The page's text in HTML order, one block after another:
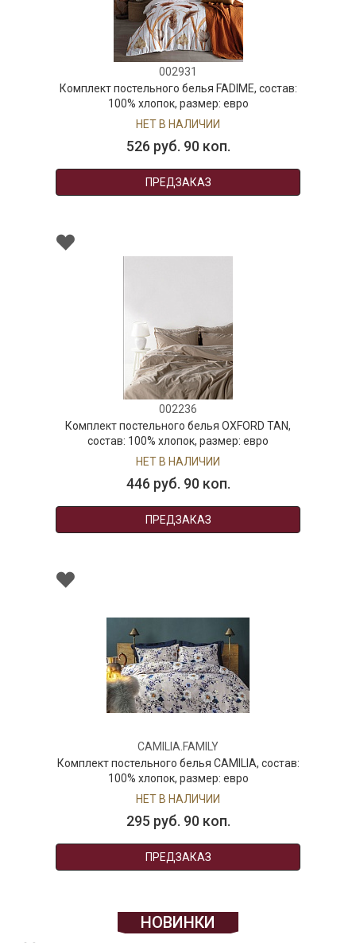
002931
Комплект постельного белья FADIME, состав:
100% хлопок, размер: евро
НЕТ В НАЛИЧИИ
526 руб. 90 коп.
ПРЕДЗАКАЗ
002236
Комплект постельного белья OXFORD TAN,
состав: 100% хлопок, размер: евро
НЕТ В НАЛИЧИИ
446 руб. 90 коп.
ПРЕДЗАКАЗ
CAMILIA.FAMILY
Комплект постельного белья CAMILIA, состав:
100% хлопок, размер: евро
НЕТ В НАЛИЧИИ
295 руб. 90 коп.
ПРЕДЗАКАЗ
НОВИНКИ